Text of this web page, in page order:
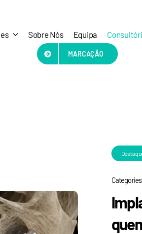
Sobre Nós Equipa
MARCAÇÃO